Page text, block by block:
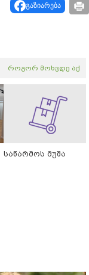
გაზიარება
როგორ მოხვდე აქ
საწარმოს მუშა